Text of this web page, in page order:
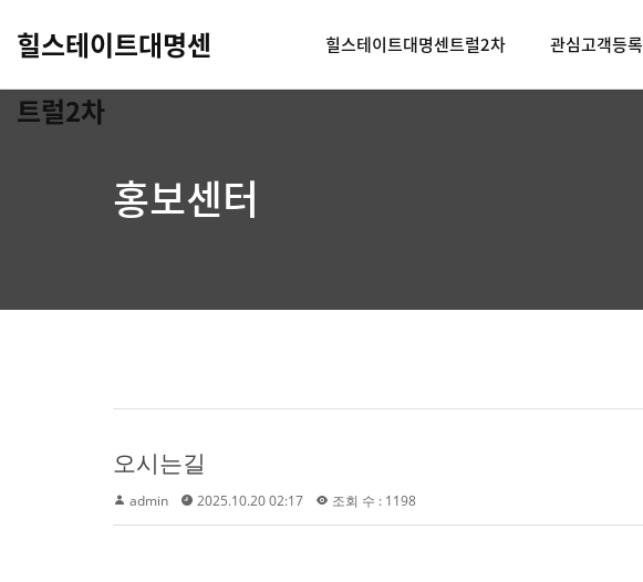
힐스테이트대명센
트럴2차
힐스테이트대명센트럴2차 관심고객등록
홍보센터
오시는길
admin 2025.10.20 02:17 조회 수 : 1198